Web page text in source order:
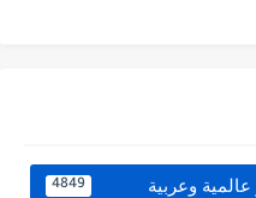
عالمية وعربية 4849